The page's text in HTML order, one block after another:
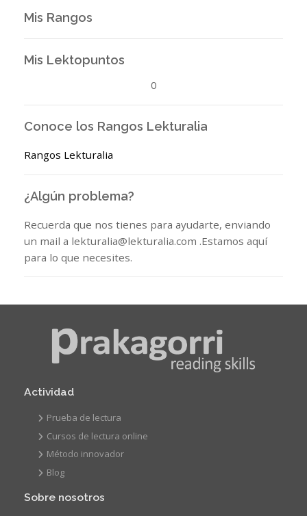
Mis Rangos
Mis Lektopuntos
0
Conoce los Rangos Lekturalia
Rangos Lekturalia
¿Algún problema?
Recuerda que nos tienes para ayudarte, enviando
un mail a lekturalia@lekturalia.com .Estamos aquí
para lo que necesites.
Actividad
Prueba de lectura
Cursos de lectura online
Método innovador
Blog
Sobre nosotros